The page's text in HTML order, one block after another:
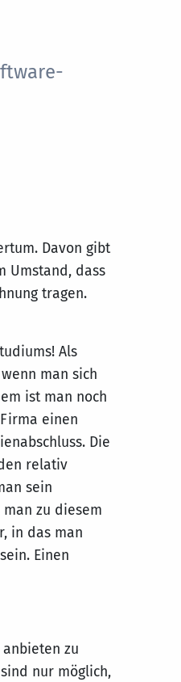
Davon gibt
Umstand, dass
tragen.
Als
man sich
ist man noch
einen
Die
relativ
sein
zu diesem
in das man
Einen
zu
nur möglich,